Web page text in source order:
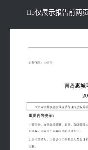
H5仅展示报告前两